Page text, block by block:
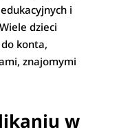
i
dzieci
konta,
znajomymi
w